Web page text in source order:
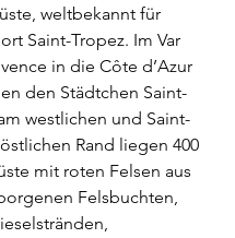
weltbekannt für
Saint-Tropez. Im Var
in die Côte d’Azur
den Städtchen Saint-
westlichen und Saint-
Rand liegen 400
mit roten Felsen aus
Felsbuchten,